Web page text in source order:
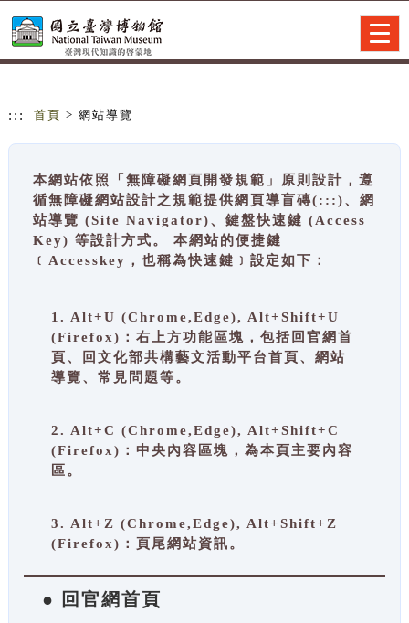
::: 首頁 > 網站導覽
本網站依照「無障礙網頁開發規範」原則設計，遵
循無障礙網站設計之規範提供網頁導盲磚(:::)、網
站導覽 (Site Navigator)、鍵盤快速鍵 (Access
Key) 等設計方式。 本網站的便捷鍵
﹝Accesskey，也稱為快速鍵﹞設定如下：
1. Alt+U (Chrome,Edge), Alt+Shift+U
(Firefox)：右上方功能區塊，包括回官網首
頁、回文化部共構藝文活動平台首頁、網站
導覽、常見問題等。
2. Alt+C (Chrome,Edge), Alt+Shift+C
(Firefox)：中央內容區塊，為本頁主要內容
區。
3. Alt+Z (Chrome,Edge), Alt+Shift+Z
(Firefox)：頁尾網站資訊。
● 回官網首頁